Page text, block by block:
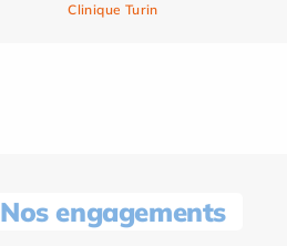
Clinique Turin
Nos engagements